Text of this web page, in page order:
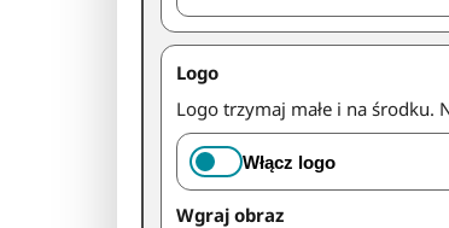
Logo
Logo trzymaj małe i na środku.
Włącz logo
Wgraj obraz